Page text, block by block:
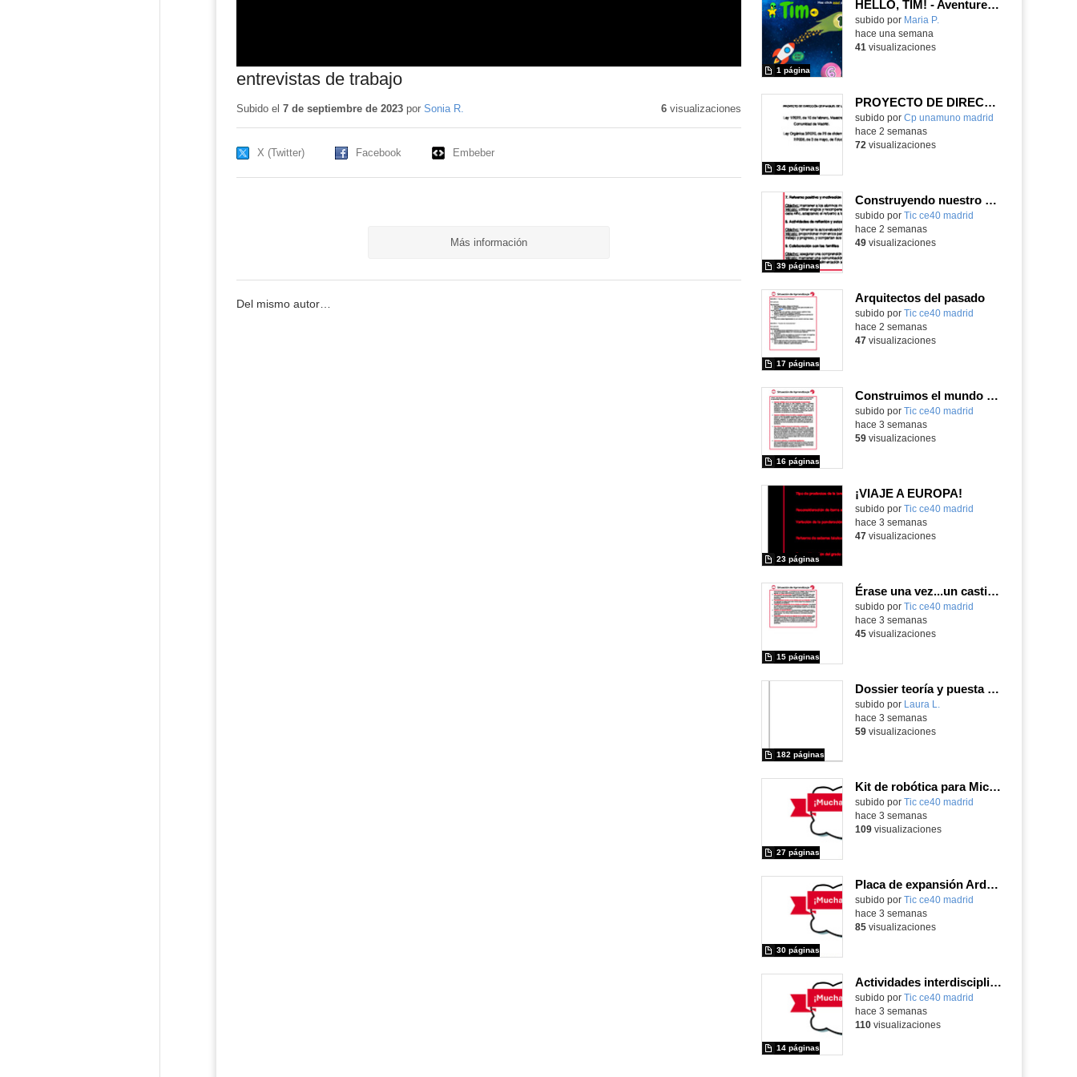
entrevistas de trabajo
Subido el 7 de septiembre de 2023por Sonia R. 6visualizaciones
X (Twitter) Facebook Embeber
Más información
Del mismo autor…
HELLO, TIM! - Aventureros digitales
Contenido educativo.
subido por Maria P.
1 página
hace una semana
41 visualizaciones
PROYECTO DE DIRECCIÓN
Contenido educativo.
subido por Cp unamuno madrid
34 páginas
hace 2 semanas
72 visualizaciones
Construyendo nuestro parque de atracciones
subido por Tic ce40 madrid
39 páginas
hace 2 semanas
49visualizaciones
Arquitectos del pasado
subido por Tic ce40 madrid
17 páginas
hace 2 semanas
47visualizaciones
Construimos el mundo con LEGO
subido por Tic ce40 madrid
16 páginas
hace 3 semanas
59visualizaciones
¡VIAJE A EUROPA!
subido por Tic ce40 madrid
23 páginas
hace 3 semanas
47visualizaciones
Érase una vez...un castillo medieval
subido por Tic ce40 madrid
15 páginas
hace 3 semanas
45visualizaciones
Dossier teoría y puesta en práctica Äprendizaje Basado en Juegos en Educación Infantil y Primaria
Contenido educativo.
subido por Laura L.
182 páginas
hace 3 semanas
59visualizaciones
Kit de robótica para Micro:Bit
Contenido educativo.
subido por Tic ce40 madrid
27 páginas
hace 3 semanas
109visualizaciones
Placa de expansión Arduino
Contenido educativo.
subido por Tic ce40 madrid
30 páginas
hace 3 semanas
85visualizaciones
Actividades interdisciplinares con robótica y pensamiento computacional
Contenido educativo.
subido por Tic ce40 madrid
14 páginas
hace 3 semanas
110visualizaciones